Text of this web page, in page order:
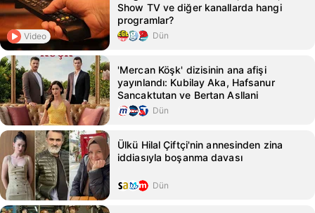
Video
Show TV ve diğer kanallarda hangi
programlar?
Dün
'Mercan Köşk' dizisinin ana afişi
yayınlandı: Kubilay Aka, Hafsanur
Sancaktutan ve Bertan Asllani
Dün
Ülkü Hilal Çiftçi'nin annesinden zina
iddiasıyla boşanma davası
Dün